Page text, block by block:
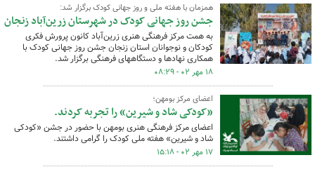
همزمان با هفته ملی و روز جهانی کودک برگزار شد:
جشن روز جهانی کودک در شهرستان زرین‌آباد زنجان
به همت مرکز فرهنگی هنری زرین‌آباد کانون پرورش فکری
کودکان و نوجوانان استان زنجان جشن روز جهانی کودک با
همکاری نهادها و دستگاههای فرهنگی برگزار شد.
۱۸ مهر ۰۲ - ۰۸:۲۹
اعضای مرکز بومهن؛
«کودکی شاد و شیرین» را تجربه کردند.
اعضای مرکز فرهنگی هنری بومهن با حضور در جشن «کودکی
شاد و شیرین» هفته ملی کودک را گرامی داشتند.
۱۷ مهر ۰۲ - ۱۵:۱۸